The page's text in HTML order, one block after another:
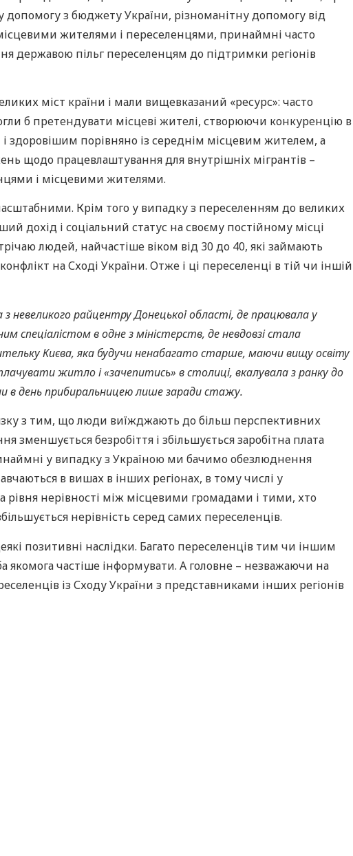
допомогу з бюджету України, різноманітну допомогу від
жителями і переселенцями, принаймні часто
державою пільг переселенцям до підтримки регіонів
міст країни і мали вищевказаний «ресурс»: часто
б претендувати місцеві жителі, створюючи конкуренцію в
здоровішим порівняно із середнім місцевим жителем, а
щодо працевлаштування для внутрішніх мігрантів –
і місцевими жителями.
Крім того у випадку з переселенням до великих
дохід і соціальний статус на своєму постійному місці
людей, найчастіше віком від 30 до 40, які займають
на Сході України. Отже і ці переселенці в тій чи іншій
з невеликого райцентру Донецької області, де працювала у
спеціалістом в одне з міністерств, де невдовзі стала
Києва, яка будучи ненабагато старше, маючи вищу освіту
житло і «зачепитись» в столиці, вкалувала з ранку до
в день прибиральницею лише заради стажу.
з тим, що люди виїжджають до більш перспективних
зменшується безробіття і збільшується заробітна плата
у випадку з Україною ми бачимо обезлюднення
в вишах в інших регіонах, в тому числі у
рівня нерівності між місцевими громадами і тими, хто
нерівність серед самих переселенців.
позитивні наслідки. Багато переселенців тим чи іншим
частіше інформувати. А головне – незважаючи на
із Сходу України з представниками інших регіонів